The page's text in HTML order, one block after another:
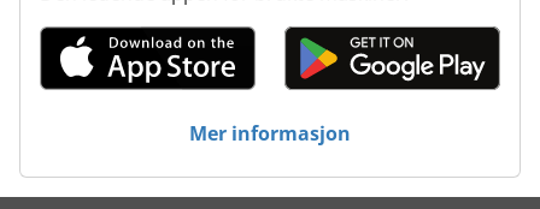
Mer informasjon